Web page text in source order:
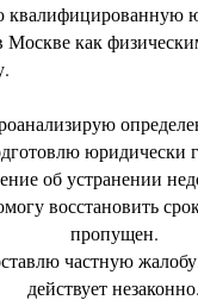
квалифицированную
как
юридически
об устранении
восстановить
пропущен.
частную
действует незаконно.